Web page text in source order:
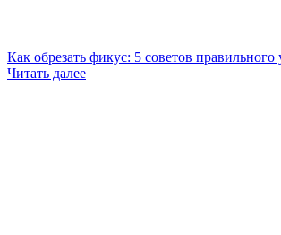
Как обрезать фикус: 5 советов правильного
Читать далее